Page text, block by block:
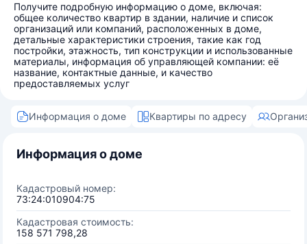
Получите подробную информацию о доме, включая:
общее количество квартир в здании, наличие и список
организаций или компаний, расположенных в доме,
детальные характеристики строения, такие как год
постройки, этажность, тип конструкции и использованные
материалы, информация об управляющей компании: её
название, контактные данные, и качество
предоставляемых услуг
Информация о доме Квартиры по адресу
Информация о доме
Кадастровый номер:
73:24:010904:75
Кадастровая стоимость:
158 571 798,28